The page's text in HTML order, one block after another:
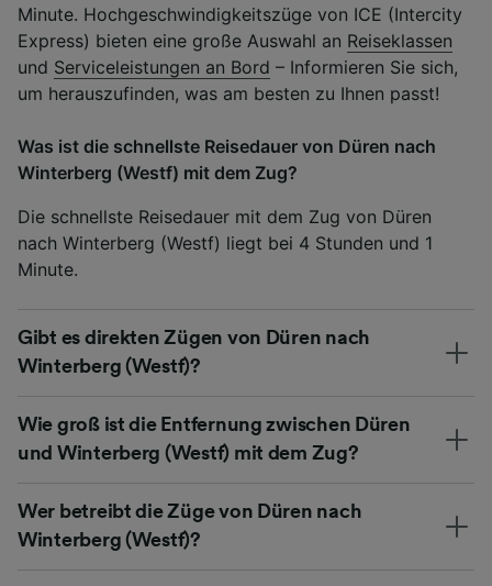
Minute. Hochgeschwindigkeitszüge von ICE (Intercity
Express) bieten eine große Auswahl an Reiseklassen
und Serviceleistungen an Bord – Informieren Sie sich,
um herauszufinden, was am besten zu Ihnen passt!
Was ist die schnellste Reisedauer von Düren nach
Winterberg (Westf) mit dem Zug?
Die schnellste Reisedauer mit dem Zug von Düren
nach Winterberg (Westf) liegt bei 4 Stunden und 1
Minute.
Gibt es direkten Zügen von Düren nach
Winterberg (Westf)?
Wie groß ist die Entfernung zwischen Düren
und Winterberg (Westf) mit dem Zug?
Wer betreibt die Züge von Düren nach
Winterberg (Westf)?